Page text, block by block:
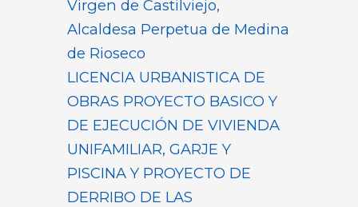
Virgen de Castilviejo,
Alcaldesa Perpetua de Medina
de Rioseco
LICENCIA URBANISTICA DE
OBRAS PROYECTO BASICO Y
DE EJECUCIÓN DE VIVIENDA
UNIFAMILIAR, GARJE Y
PISCINA Y PROYECTO DE
DERRIBO DE LAS